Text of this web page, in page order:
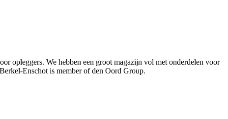
opleggers. We hebben een groot magazijn vol met onderdelen voor
Enschot is member of den Oord Group.